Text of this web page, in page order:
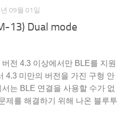
09월 01일
13) Dual mode
전 4.3 이상에서만 BLE를 지원
4.3 미만의 버전을 가진 구형 안
서는 BLE 연결을 사용할 수가 없
제를 해결하기 위해 나온 블루투